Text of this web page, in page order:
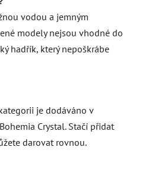
vodou a jemným
modely nejsou vhodné do
hadřík, který nepoškrábe
je dodáváno v
Crystal. Stačí přidat
darovat rovnou.